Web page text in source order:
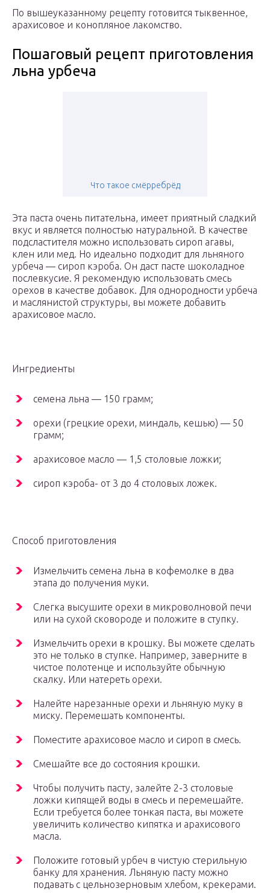
По вышеуказанному рецепту готовится тыквенное,
арахисовое и конопляное лакомство.
Пошаговый рецепт приготовления
льна урбеча
Что такое смёрребрёд
Эта паста очень питательна, имеет приятный сладкий
вкус и является полностью натуральной. В качестве
подсластителя можно использовать сироп агавы,
клен или мед. Но идеально подходит для льняного
урбеча — сироп кэроба. Он даст пасте шоколадное
послевкусие. Я рекомендую использовать смесь
орехов в качестве добавок. Для однородности урбеча
и маслянистой структуры, вы можете добавить
арахисовое масло.
Ингредиенты
семена льна — 150 грамм;
орехи (грецкие орехи, миндаль, кешью) — 50
грамм;
арахисовое масло — 1,5 столовые ложки;
сироп кэроба- от 3 до 4 столовых ложек.
Способ приготовления
Измельчить семена льна в кофемолке в два
этапа до получения муки.
Слегка высушите орехи в микроволновой печи
или на сухой сковороде и положите в ступку.
Измельчить орехи в крошку. Вы можете сделать
это не только в ступке. Например, заверните в
чистое полотенце и используйте обычную
скалку. Или натереть орехи.
Налейте нарезанные орехи и льняную муку в
миску. Перемешать компоненты.
Поместите арахисовое масло и сироп в смесь.
Смешайте все до состояния крошки.
Чтобы получить пасту, залейте 2-3 столовые
ложки кипящей воды в смесь и перемешайте.
Если требуется более тонкая паста, вы можете
увеличить количество кипятка и арахисового
масла.
Положите готовый урбеч в чистую стерильную
банку для хранения. Льняную пасту можно
подавать с цельнозерновым хлебом, крекерами.